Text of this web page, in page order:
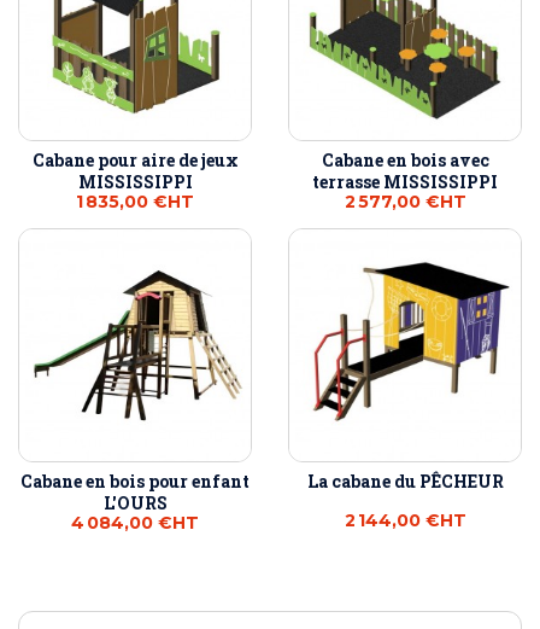
Cabane pour aire de jeux
MISSISSIPPI
1 835,00 €HT
Cabane en bois avec
terrasse MISSISSIPPI
2 577,00 €HT
Cabane en bois pour enfant
L'OURS
4 084,00 €HT
La cabane du PÊCHEUR
2 144,00 €HT